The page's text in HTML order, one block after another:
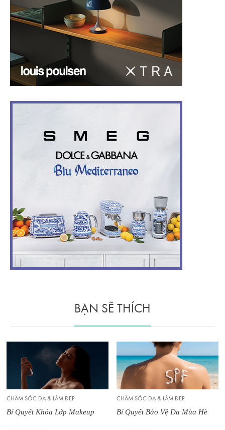
BẠN SẼ THÍCH
CHĂM SÓC DA & LÀM ĐẸP
Bí Quyết Khóa Lớp Makeup
CHĂM SÓC DA & LÀM ĐẸP
Bí Quyết Bảo Vệ Da Mùa Hè